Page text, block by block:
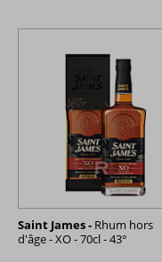
Saint James - Rhum hors
d'âge - XO - 70cl - 43°